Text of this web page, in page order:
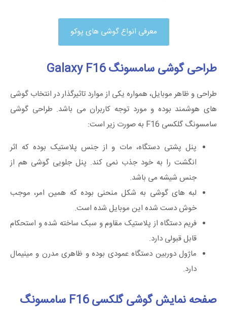
معرفی انواع گوشی های پوکو
طراحی گوشی سامسونگ Galaxy F16
طراحی و ظاهر موبایل، همواره یکی از موارد تاثیرگذار در انتخاب گوشی
های هوشمند بوده و مورد توجه کاربران می باشد. طراحی گوشی
سامسونگ گلکسی F16 به صورت زیر است:
پنل پشتی دستگاه، مات و از جنس پلاستیک بوده که اثر
انگشت را به خود جذب نمی کند. پنل جلویی گوشی هم از
جنس شیشه می باشد.
لبه ‌های گوشی به شکل منحنی بوده که همین امر، موجب
خوش ‌دست شده این موبایل شده است.
فریم دستگاه از پلاستیک مقاوم و سبک ساخته شده و استحکام
قابل قبولی دارد.
ماژول دوربین دستگاه عمودی بوده و ظاهری مدرن و مینیمال
دارد.
صفحه نمایش گوشی گلکسی F16 سامسونگ